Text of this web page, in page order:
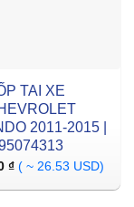
TAI XE
2011-2015 |
₫ ( ~ 26.53 USD)